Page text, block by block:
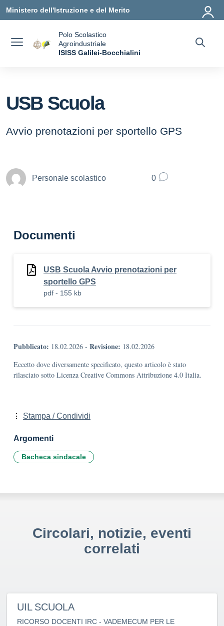
Ministero dell'Istruzione e del Merito
Polo Scolastico
Agroindustriale
ISISS Galilei-Bocchialini
USB Scuola
Avvio prenotazioni per sportello GPS
Personale scolastico 0
Documenti
USB Scuola Avvio prenotazioni per
sportello GPS
pdf - 155 kb
Pubblicato: 18.02.2026 - Revisione: 18.02.2026
Eccetto dove diversamente specificato, questo articolo è stato
rilasciato sotto Licenza Creative Commons Attribuzione 4.0 Italia.
Stampa / Condividi
Argomenti
Bacheca sindacale
Circolari, notizie, eventi
correlati
UIL SCUOLA
RICORSO DOCENTI IRC - VADEMECUM PER LE